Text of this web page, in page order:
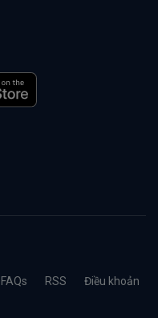
FAQs RSS Điều khoản